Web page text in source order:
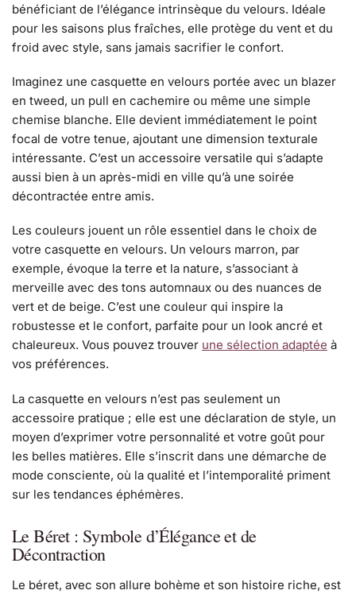
bénéficiant de l’élégance intrinsèque du velours. Idéale
pour les saisons plus fraîches, elle protège du vent et du
froid avec style, sans jamais sacrifier le confort.
Imaginez une casquette en velours portée avec un blazer
en tweed, un pull en cachemire ou même une simple
chemise blanche. Elle devient immédiatement le point
focal de votre tenue, ajoutant une dimension texturale
intéressante. C’est un accessoire versatile qui s’adapte
aussi bien à un après-midi en ville qu’à une soirée
décontractée entre amis.
Les couleurs jouent un rôle essentiel dans le choix de
votre casquette en velours. Un velours marron, par
exemple, évoque la terre et la nature, s’associant à
merveille avec des tons automnaux ou des nuances de
vert et de beige. C’est une couleur qui inspire la
robustesse et le confort, parfaite pour un look ancré et
chaleureux. Vous pouvez trouver une sélection adaptée à
vos préférences.
La casquette en velours n’est pas seulement un
accessoire pratique ; elle est une déclaration de style, un
moyen d’exprimer votre personnalité et votre goût pour
les belles matières. Elle s’inscrit dans une démarche de
mode consciente, où la qualité et l’intemporalité priment
sur les tendances éphémères.
Le Béret : Symbole d’Élégance et de
Décontraction
Le béret, avec son allure bohème et son histoire riche, est